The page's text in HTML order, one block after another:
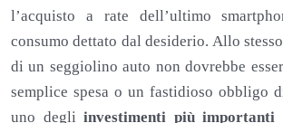
l’acquisto a rate dell’ultimo
consumo dettato dal desiderio. Allo
di un seggiolino auto non dovrebbe
semplice spesa o un fastidioso obbligo
uno degli investimenti più importanti